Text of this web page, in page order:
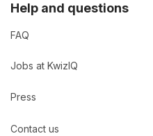
Help and questions
FAQ
Jobs at KwizIQ
Press
Contact us